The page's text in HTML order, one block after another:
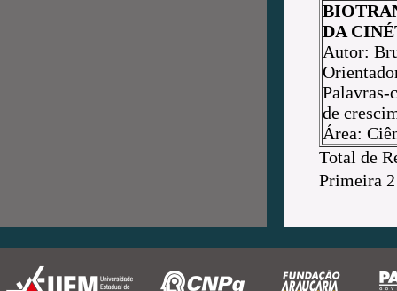
DA
Autor:
Palavras-
de
Área:
Total de
Primeira 2